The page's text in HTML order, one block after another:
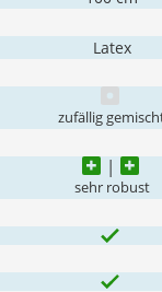
Latex
zufällig
sehr robust